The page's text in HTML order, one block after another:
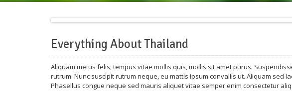
Everything About Thailand
Aliquam metus felis, tempus vitae mollis quis, mollis sit amet purus.
rutrum. Nunc suscipit rutrum neque, eu mattis ipsum convallis ut. Aliquam sed
Phasellus congue neque sed mauris aliquet vitae semper enim consectetur